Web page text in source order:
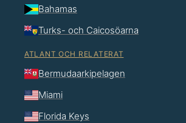
Bahamas
Turks- och Caicosöarna
ATLANT OCH RELATERAT
Bermudaarkipelagen
Miami
Florida Keys